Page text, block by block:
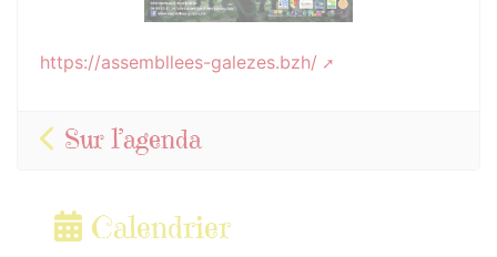
https://assembllees-galezes.bzh/
Sur l’agenda
Calendrier